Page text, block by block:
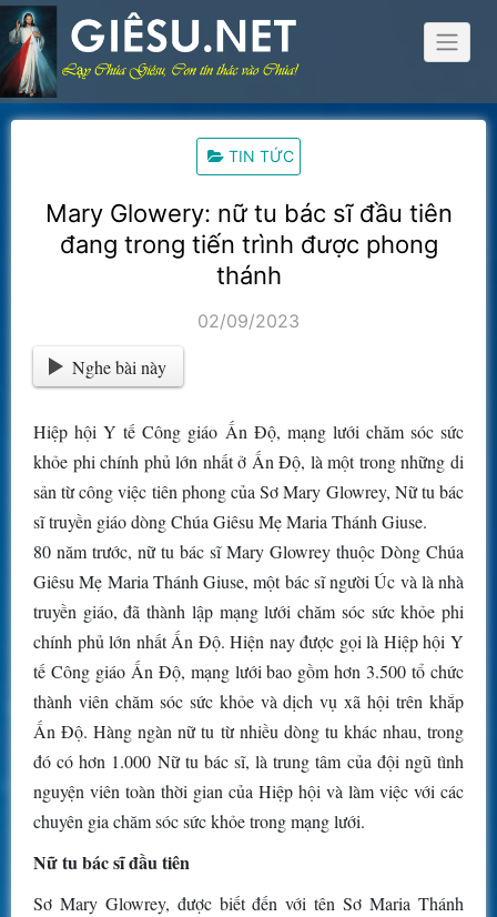
Skip
to
content
TIN TỨC
Mary Glowery: nữ tu bác sĩ đầu tiên
đang trong tiến trình được phong
thánh
02/09/2023
Nghe bài này
Hiệp hội Y tế Công giáo Ấn Độ, mạng lưới chăm sóc sức
khỏe phi chính phủ lớn nhất ở Ấn Độ, là một trong những di
sản từ công việc tiên phong của Sơ Mary Glowrey, Nữ tu bác
sĩ truyền giáo dòng Chúa Giêsu Mẹ Maria Thánh Giuse.
80 năm trước, nữ tu bác sĩ Mary Glowrey thuộc Dòng Chúa
Giêsu Mẹ Maria Thánh Giuse, một bác sĩ người Úc và là nhà
truyền giáo, đã thành lập mạng lưới chăm sóc sức khỏe phi
chính phủ lớn nhất Ấn Độ. Hiện nay được gọi là Hiệp hội Y
tế Công giáo Ấn Độ, mạng lưới bao gồm hơn 3.500 tổ chức
thành viên chăm sóc sức khỏe và dịch vụ xã hội trên khắp
Ấn Độ. Hàng ngàn nữ tu từ nhiều dòng tu khác nhau, trong
đó có hơn 1.000 Nữ tu bác sĩ, là trung tâm của đội ngũ tình
nguyện viên toàn thời gian của Hiệp hội và làm việc với các
chuyên gia chăm sóc sức khỏe trong mạng lưới.
Nữ tu bác sĩ đầu tiên
Sơ Mary Glowrey, được biết đến với tên Sơ Maria Thánh